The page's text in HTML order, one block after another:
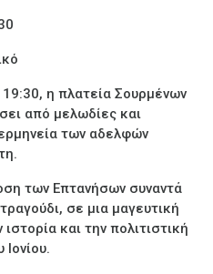
η πλατεία Σουρμένων
από μελωδίες και
των αδελφών
των Επτανήσων συναντά
σε μια μαγευτική
και την πολιτιστική